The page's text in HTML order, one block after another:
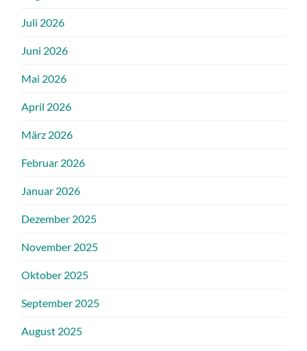
Juli 2026
Juni 2026
Mai 2026
April 2026
März 2026
Februar 2026
Januar 2026
Dezember 2025
November 2025
Oktober 2025
September 2025
August 2025